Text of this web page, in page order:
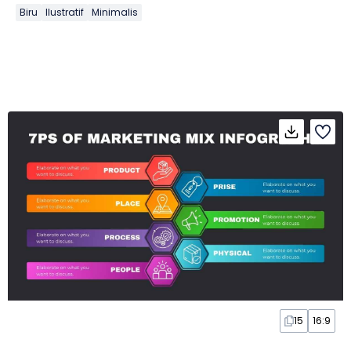
Biru Ilustratif Minimalis
15 16:9